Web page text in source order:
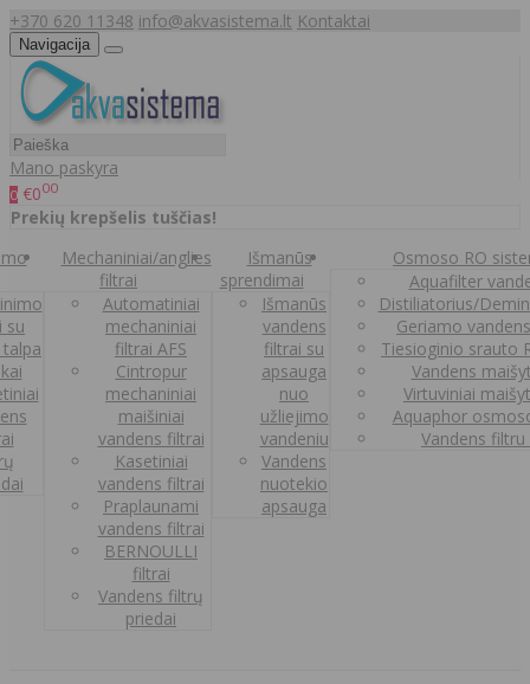
+370 620 11348 info@akvasistema.lt Kontaktai
Navigacija
Mano paskyra
0 €000
Prekių krepšelis tuščias!
su
Mechaniniai/anglies
filtrai
Automatiniai
mechaniniai
filtrai AFS
Cintropur
mechaniniai
maišiniai
vandens filtrai
Kasetiniai
vandens filtrai
Praplaunami
vandens filtrai
BERNOULLI
filtrai
Vandens filtrų
priedai
Išmanūs
sprendimai
Išmanūs
vandens
filtrai su
apsauga
nuo
užliejimo
vandeniu
Vandens
nuotekio
apsauga
Osmoso RO
Aquafilter
Distiliatorius/
Geriamo
Tiesioginio srauto
Vandens
Virtuviniai
Aquaphor
Vandens filtru